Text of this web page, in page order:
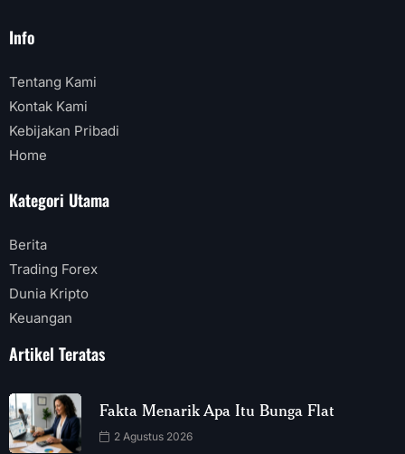
Info
Tentang Kami
Kontak Kami
Kebijakan Pribadi
Home
Kategori Utama
Berita
Trading Forex
Dunia Kripto
Keuangan
Artikel Teratas
Fakta Menarik Apa Itu Bunga Flat
2 Agustus 2026